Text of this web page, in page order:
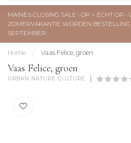
MAINÈS CLOSING SALE • OP = ÉCHT OP
ZOMERVAKANTIE WORDEN
SEPTEMBER
Home / Vaas Felice, groen
Vaas Felice, groen
URBAN NATURE CULTURE